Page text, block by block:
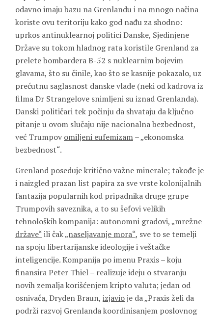
odavno imaju bazu na Grenlandu i na mnogo načina
koriste ovu teritoriju kako god nađu za shodno:
uprkos antinuklearnoj politici Danske, Sjedinjene
Države su tokom hladnog rata koristile Grenland za
prelete bombardera B-52 s nuklearnim bojevim
glavama, što su činile, kao što se kasnije pokazalo, uz
prećutnu saglasnost danske vlade (neki od kadrova iz
filma Dr Strangelove snimljeni su iznad Grenlanda).
Danski političari tek počinju da shvataju da ključno
pitanje u ovom slučaju nije nacionalna bezbednost,
već Trumpov omiljeni eufemizam– „ekonomska
bezbednost“.
Grenland poseduje kritično važne minerale; takođe je
i naizgled prazan list papira za sve vrste kolonijalnih
fantazija popularnih kod pripadnika druge grupe
Trumpovih saveznika, a to su šefovi velikih
tehnoloških kompanija: autonomni gradovi, „mrežne
države“ili čak„naseljavanje mora“, sve to se temelji
na spoju libertarijanske ideologije i veštačke
inteligencije. Kompanija po imenu Praxis – koju
finansira Peter Thiel – realizuje ideju o stvaranju
novih zemalja korišćenjem kripto valuta; jedan od
osnivača, Dryden Braun, izjavioje da „Praxis želi da
podrži razvoj Grenlanda koordinisanjem poslovnog